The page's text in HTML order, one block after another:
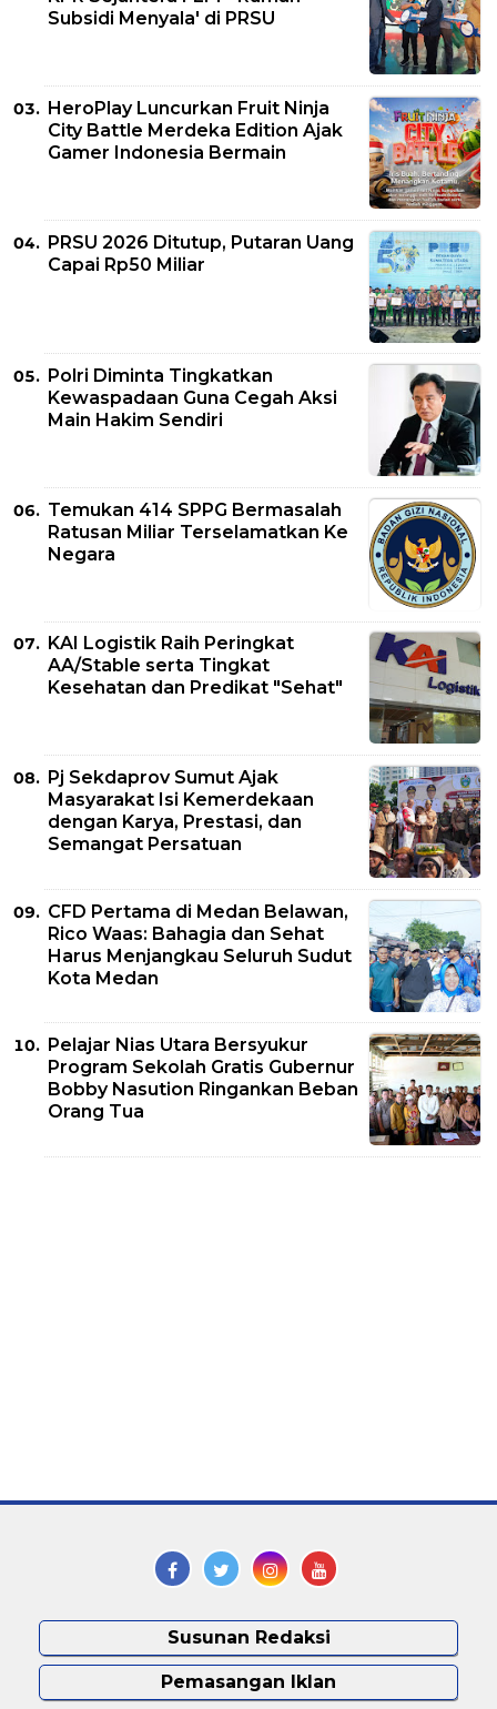
Subsidi Menyala' di PRSU
HeroPlay Luncurkan Fruit Ninja
City Battle Merdeka Edition Ajak
Gamer Indonesia Bermain
PRSU 2026 Ditutup, Putaran Uang
Capai Rp50 Miliar
Polri Diminta Tingkatkan
Kewaspadaan Guna Cegah Aksi
Main Hakim Sendiri
Temukan 414 SPPG Bermasalah
Ratusan Miliar Terselamatkan Ke
Negara
KAI Logistik Raih Peringkat
AA/Stable serta Tingkat
Kesehatan dan Predikat "Sehat"
Pj Sekdaprov Sumut Ajak
Masyarakat Isi Kemerdekaan
dengan Karya, Prestasi, dan
Semangat Persatuan
CFD Pertama di Medan Belawan,
Rico Waas: Bahagia dan Sehat
Harus Menjangkau Seluruh Sudut
Kota Medan
Pelajar Nias Utara Bersyukur
Program Sekolah Gratis Gubernur
Bobby Nasution Ringankan Beban
Orang Tua
Susunan Redaksi
Pemasangan Iklan